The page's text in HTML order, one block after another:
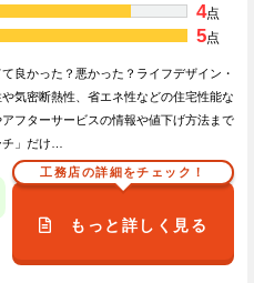
4点
5点
良かった？悪かった？ライフデザイン・
気密断熱性、省エネ性などの住宅性能な
フターサービスの情報や値下げ方法まで
」だけ…
工務店の詳細をチェック！
もっと詳しく見る